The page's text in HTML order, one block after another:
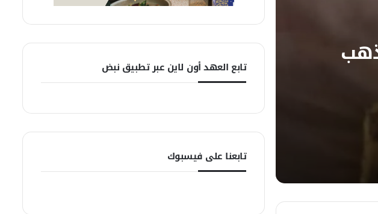
الذهب تابع العهد أون لاين عبر تطبيق نبض
تابعنا على فيسبوك